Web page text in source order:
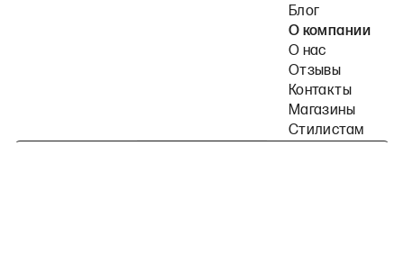
Блог
О компании
О нас
Отзывы
Контакты
Магазины
Стилистам